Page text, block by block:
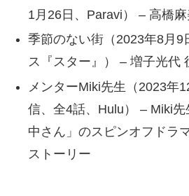
1月26日、Paravi） – 高橋
季節のない街（2023年8月9
ス『スター』） – 増子光代
メンターMiki先生（2023年
信、全4話、Hulu） – Miki先
中さん」のスピンオフドラ
ストーリー